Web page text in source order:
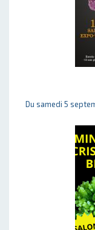
Du samedi 5